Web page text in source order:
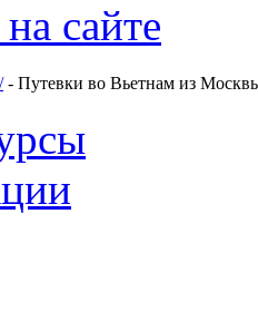
сайте
- Путевки во Вьетнам из